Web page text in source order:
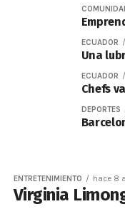
ECUADOR
Una
ECUADOR
Chefs
DEPORTES
ENTRETENIMIENTO hace 8
Virginia